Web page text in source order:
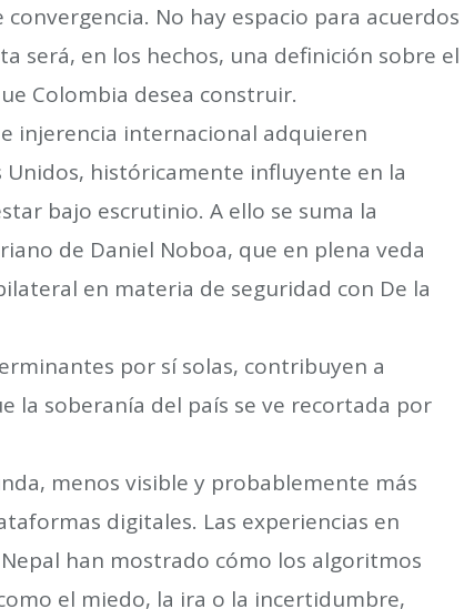
No hay espacio para acuerdos
será, en los hechos, una definición sobre el
Colombia desea construir.
injerencia internacional adquieren
Unidos, históricamente influyente en la
bajo escrutinio. A ello se suma la
de Daniel Noboa, que en plena veda
en materia de seguridad con De la
por sí solas, contribuyen a
la soberanía del país se ve recortada por
menos visible y probablemente más
digitales. Las experiencias en
han mostrado cómo los algoritmos
el miedo, la ira o la incertidumbre,